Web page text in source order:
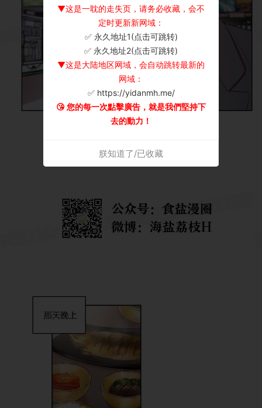
▼这是一耽的走失页，请务必收藏，会不
定时更新新网域：
✅ 永久地址1(点击可跳转)
✅ 永久地址2(点击可跳转)
▼这是大陆地区网域，会自动跳转最新的
网域：
✅ https://yidanmh.me/
😘 您的每一次點擊廣告，就是我們堅持下
去的動力！
朕知道了/已收藏